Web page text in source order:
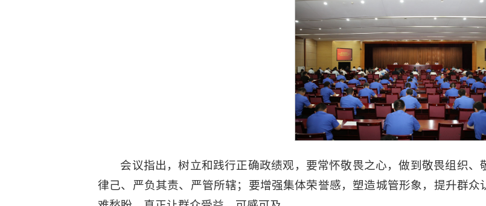
会议指出，树立和践行正确政绩观，要常怀敬畏之心，做到敬畏组织
律己、严负其责、严管所辖；要增强集体荣誉感，塑造城管形象，提升群